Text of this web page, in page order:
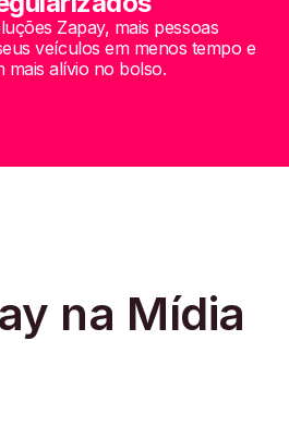
Zapay, mais pessoas
veículos em menos tempo e
mais alívio no bolso.
na Mídia